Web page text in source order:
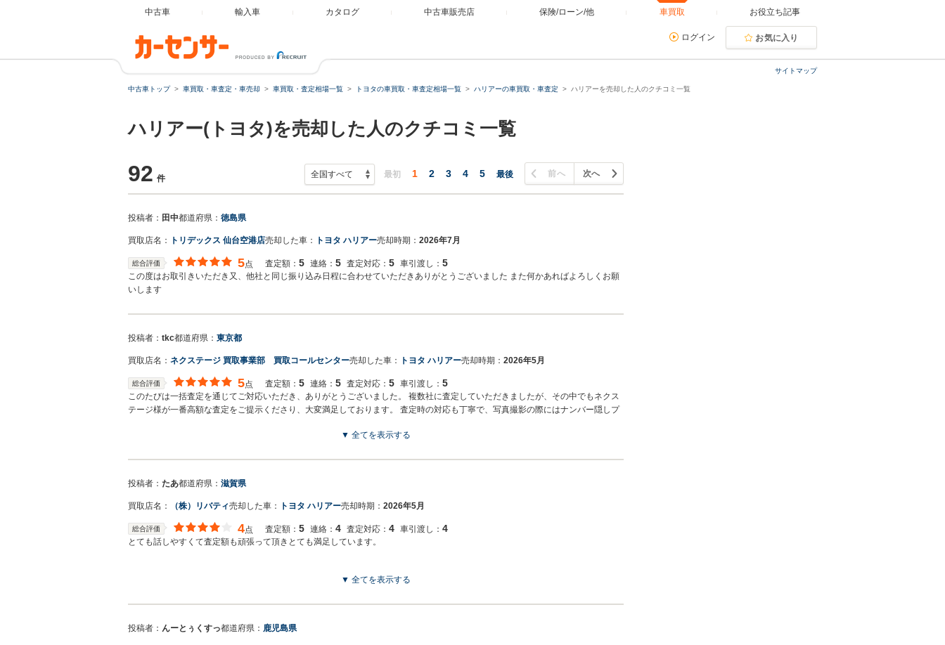
中古車 輸入車 カタログ 中古車販売店 保険/ローン/他 車買取 お役立ち記事
ログイン お気に入り
サイトマップ
中古車トップ 車買取・車査定・車売却 車買取・査定相場一覧 トヨタの車買取・車査定相場一覧 ハリアーの車買取・車査定 ハリアーを売却した人のクチコミ一覧
ハリアー(トヨタ)を売却した人のクチコミ一覧
92 件 最初 1 2 3 4 5 最後 前へ 次へ
投稿者： 田中都道府県： 徳島県
買取店名： トリデックス 仙台空港店売却した車： トヨタ ハリアー売却時期： 2026年7月
総合評価 5点 査定額： 5 連絡： 5 査定対応： 5 車引渡し： 5
この度はお取引きいただき又、他社と同じ振り込み日程に合わせていただきありがとうございました また何かあればよろしくお願
いします
投稿者： tkc都道府県： 東京都
買取店名： ネクステージ 買取事業部 買取コールセンター売却した車： トヨタ ハリアー売却時期： 2026年5月
総合評価 5点 査定額： 5 連絡： 5 査定対応： 5 車引渡し： 5
このたびは一括査定を通じてご対応いただき、ありがとうございました。 複数社に査定していただきましたが、その中でもネクス
テージ様が一番高額な査定をご提示くださり、大変満足しております。 査定時の対応も丁寧で、写真撮影の際にはナンバー隠しプ
取引することができました。 大切に乗ってきた車だったため、納得できる形で売却できて本当に良かったです。 また機会がありま
▼ 全てを表示する
投稿者： たあ都道府県： 滋賀県
買取店名： （株）リバティ売却した車： トヨタ ハリアー売却時期： 2026年5月
総合評価 4点 査定額： 5 連絡： 4 査定対応： 4 車引渡し： 4
とても話しやすくて査定額も頑張って頂きとても満足しています。
▼ 全てを表示する
投稿者： んーとぅくすっ都道府県： 鹿児島県